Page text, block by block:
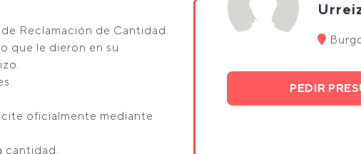
Reclamación de Cantidad.
que le dieron en su
oficialmente mediante
cantidad.
PEDIR